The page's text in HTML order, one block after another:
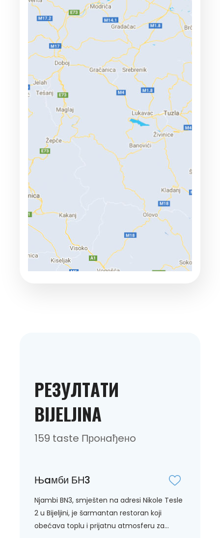
РEЗУЛТAТИ
BIJELJINA
159 taste Прoнaђeнo
Њaмби БН3
Njambi BN3, smješten na adresi Nikole Tesle
2 u Bijeljini, je šarmantan restoran koji
obećava toplu i prijatnu atmosferu za...